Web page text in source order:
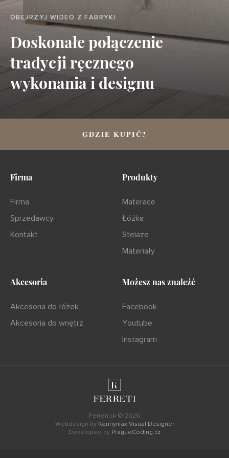
OBEJRZYJ WIDEO Z FABRYKI
Doskonałe połączenie
tradycji ręcznego
wykonania i designu
GDZIE KUPIĆ?
Firma
Firma
Sprzedawcy
Kontakt
Produkty
Materace
Łóżka
Stelaże
Materiały
Akcesoria
Akcesoria do łóżek
Akcesoria do wnętrz
Możesz nas znaleźć
Facebook
Youtube
Instagram
Ferreri.sk © 2026
Webdesign by Kennymax Visual Designer
Developed by PragueCoding.cz